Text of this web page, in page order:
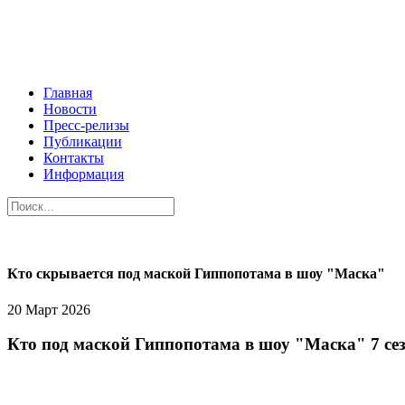
Главная
Новости
Пресс-релизы
Публикации
Контакты
Информация
Кто скрывается под маской Гиппопотама в шоу "Маска"
20 Март 2026
Кто под маской Гиппопотама в шоу "Маска" 7